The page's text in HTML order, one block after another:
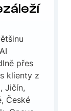
přes
klienty z
Jičín,
České